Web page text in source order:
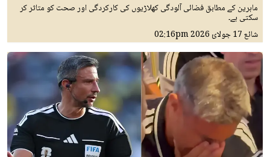
ماہرین کے مطابق فضائی آلودگی کھلاڑیوں کی کارکردگی اور صحت کو متاثر کر
سکتی ہے۔
شائع17 جولائ 2026 02:16pm